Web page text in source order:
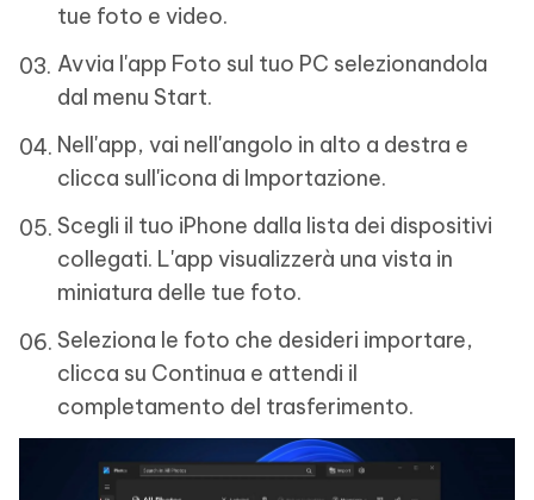
tue foto e video.
Avvia l'app Foto sul tuo PC selezionandola
dal menu Start.
Nell'app, vai nell'angolo in alto a destra e
clicca sull'icona di Importazione.
Scegli il tuo iPhone dalla lista dei dispositivi
collegati. L'app visualizzerà una vista in
miniatura delle tue foto.
Seleziona le foto che desideri importare,
clicca su Continua e attendi il
completamento del trasferimento.